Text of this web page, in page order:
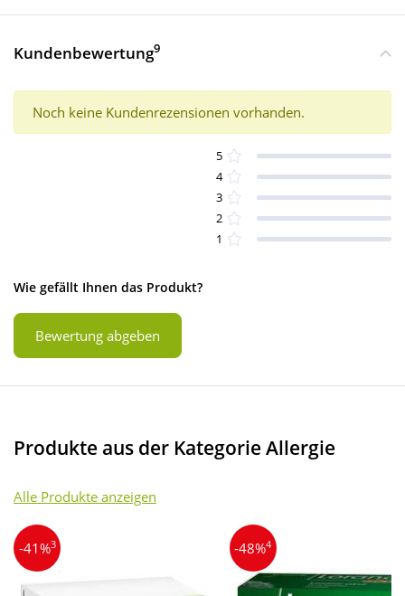
Kundenbewertung9
Noch keine Kundenrezensionen vorhanden.
5
4
3
2
1
Wie gefällt Ihnen das Produkt?
Bewertung abgeben
Produkte aus der Kategorie Allergie
Alle Produkte anzeigen
-41%3 -48%4